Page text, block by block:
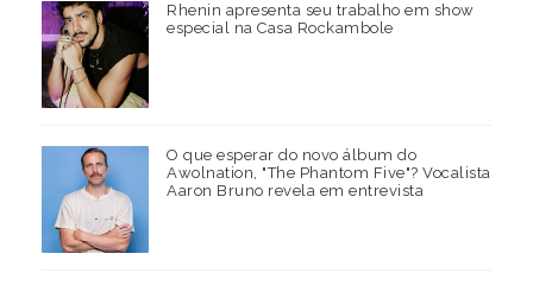
Rhenin apresenta seu trabalho em show
especial na Casa Rockambole
O que esperar do novo álbum do
Awolnation, "The Phantom Five"? Vocalista
Aaron Bruno revela em entrevista